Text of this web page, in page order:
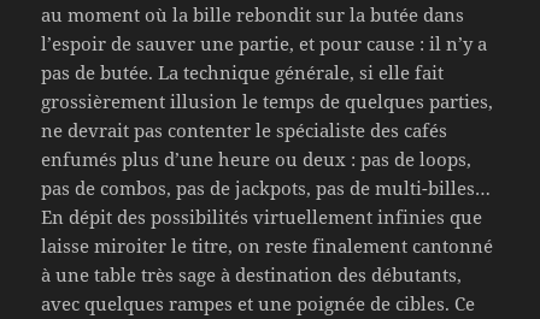
au moment où la bille rebondit sur la butée dans
l’espoir de sauver une partie, et pour cause : il n’y a
pas de butée. La technique générale, si elle fait
grossièrement illusion le temps de quelques parties,
ne devrait pas contenter le spécialiste des cafés
enfumés plus d’une heure ou deux : pas de loops,
pas de combos, pas de jackpots, pas de multi-billes…
En dépit des possibilités virtuellement infinies que
laisse miroiter le titre, on reste finalement cantonné
à une table très sage à destination des débutants,
avec quelques rampes et une poignée de cibles. Ce